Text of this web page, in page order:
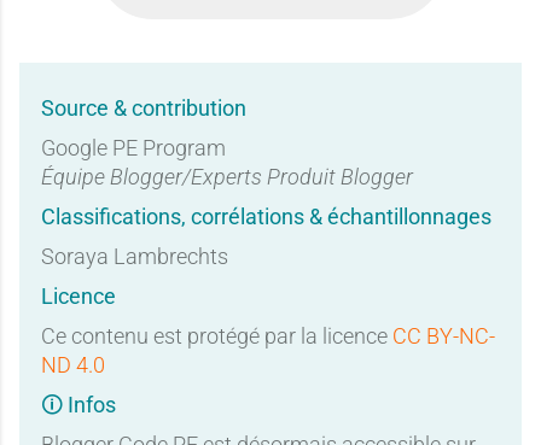
Source & contribution
Google PE Program
Équipe Blogger/Experts Produit Blogger
Classifications, corrélations & échantillonnages
Soraya Lambrechts
Licence
Ce contenu est protégé par la licence CC BY-NC-
ND 4.0
🛈 Infos